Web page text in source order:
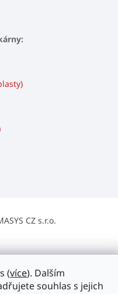
(více). Dalším
souhlas s jejich
CZ s.r.o.